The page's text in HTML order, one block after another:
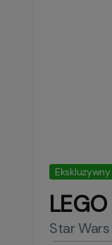
Ekskluzywny
Star Wars